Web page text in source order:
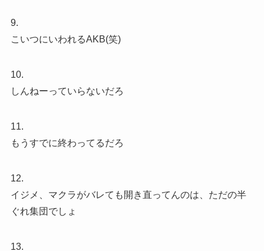
9.
こいつにいわれるAKB(笑)
10.
しんねーっていらないだろ
11.
もうすでに終わってるだろ
12.
イジメ、マクラがバレても開き直ってんのは、ただの半
ぐれ集団でしょ
13.